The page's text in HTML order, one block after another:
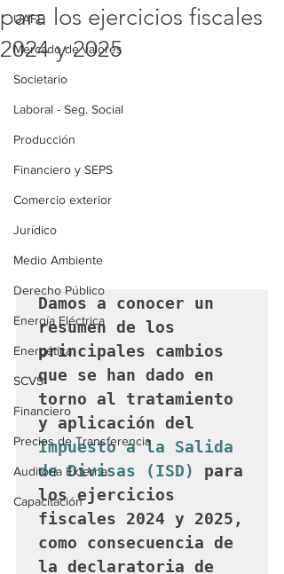
UAFE
Mercado de valores
Societario
Laboral - Seg. Social
Producción
Financiero y SEPS
Comercio exterior
Jurídico
Medio Ambiente
Derecho Público
Energía Eléctrica
Energética
SCVS
Financiero
Precios de Transferencia
Auditoría Externa
Capacitación
para los ejercicios fiscales
2024 y 2025
Damos a conocer un
resumen de los
principales cambios
que se han dado en
torno al tratamiento
Impuesto a la Salida
de Divisas (ISD)
para
los ejercicios
fiscales 2024 y 2025,
como consecuencia de
la declaratoria de